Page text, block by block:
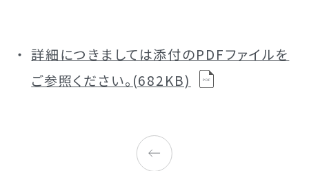
詳細につきましては添付のPDFファイルを
ご参照ください。(682KB)